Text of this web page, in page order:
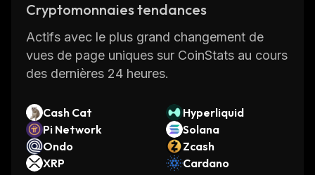
Cryptomonnaies tendances
Actifs avec le plus grand changement de
vues de page uniques sur CoinStats au cours
des dernières 24 heures.
Cash Cat
Hyperliquid
Pi Network
Solana
Ondo
Zcash
XRP
Cardano